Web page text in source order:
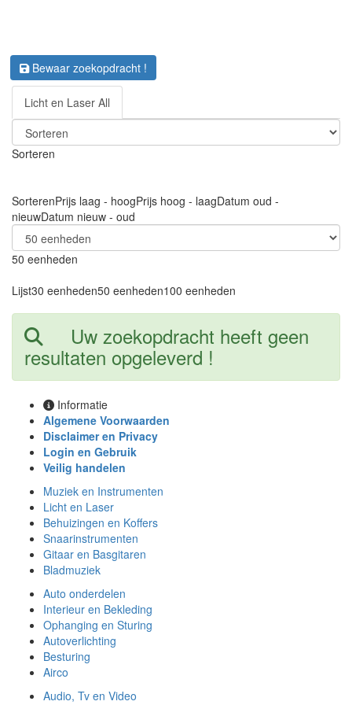
Bewaar zoekopdracht !
Licht en Laser All
Sorteren
SorterenPrijs laag - hoogPrijs hoog - laagDatum oud -
nieuwDatum nieuw - oud
50 eenheden
Lijst30 eenheden50 eenheden100 eenheden
Uw zoekopdracht heeft geen
resultaten opgeleverd !
Informatie
Algemene Voorwaarden
Disclaimer en Privacy
Login en Gebruik
Veilig handelen
Muziek en Instrumenten
Licht en Laser
Behuizingen en Koffers
Snaarinstrumenten
Gitaar en Basgitaren
Bladmuziek
Auto onderdelen
Interieur en Bekleding
Ophanging en Sturing
Autoverlichting
Besturing
Airco
Audio, Tv en Video